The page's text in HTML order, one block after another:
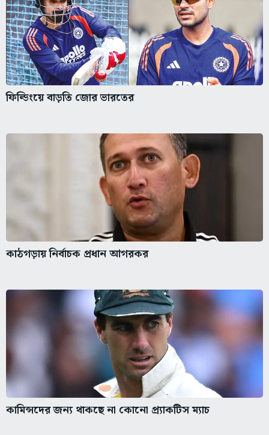
ফিল্ডিংয়ে বাড়তি জোর ভারতের
কাঠগড়ায় নির্বাচক প্রধান আগরকর
কামিন্সদের জন্য থাকছে না কোনো প্র্যাকটিস ম্যাচ